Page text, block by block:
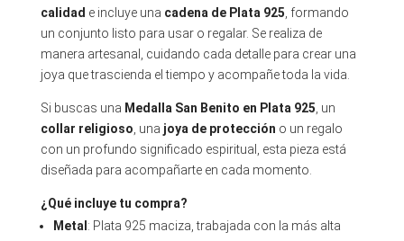
calidad e incluye una cadena de Plata 925 , formando
un conjunto listo para usar o regalar. Se realiza de
manera artesanal, cuidando cada detalle para crear una
joya que trascienda el tiempo y acompañe toda la vida.
Si buscas una Medalla San Benito en Plata 925 , un
collar religioso , una joya de protección o un regalo
con un profundo significado espiritual, esta pieza está
diseñada para acompañarte en cada momento.
¿Qué incluye tu compra?
Metal : Plata 925 maciza, trabajada con la más alta